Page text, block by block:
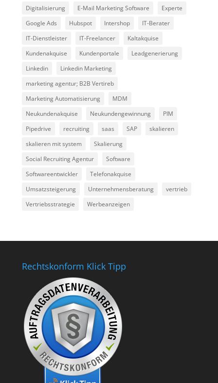
Digitalisierung
E-Mail Marketing Software
Experte
Google Ads
Hubspot Intershop
IT-Berater
IT-Dienstleister
IT-Freelancer
Kaltakquise
Kundenakquise
Kundenportale
Leadgenerierung
Linkedin
Linkedin Marketing
marketing agentur; B2B Vertireb
Marketing Automatisierung
MDM
Neukundenakquise
Neukundengewinnung
PIM
Pipedrive
recruiting saas SAP
skalieren
skalieren mit system
Skalierung
Social Recruiting Agentur
Software
Softwareentwickler
Telefonakquise
Umsatzsteigerung
Unternehmensberatung
vertrieb
Vertriebsstrategie
Werbeanzeigen
Rechtskonform Klick Tipp